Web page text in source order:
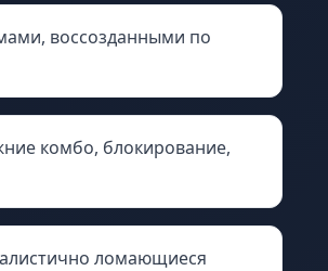
воссозданными по
комбо, блокирование,
ломающиеся